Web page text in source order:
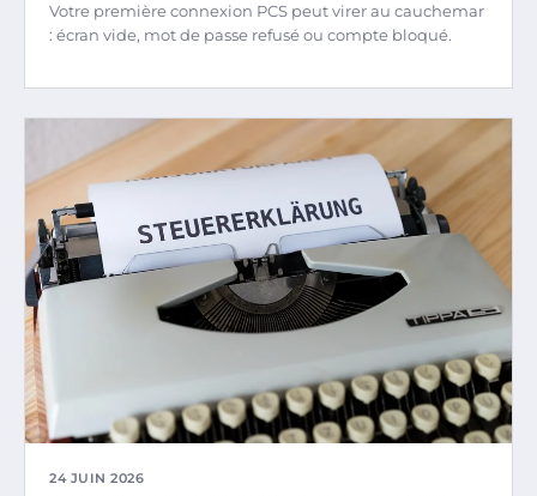
Votre première connexion PCS peut virer au cauchemar
: écran vide, mot de passe refusé ou compte bloqué.
24 JUIN 2026